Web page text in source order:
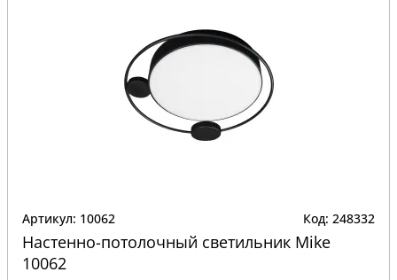
Артикул: 10062 Код: 248332
Настенно-потолочный светильник Mike
10062